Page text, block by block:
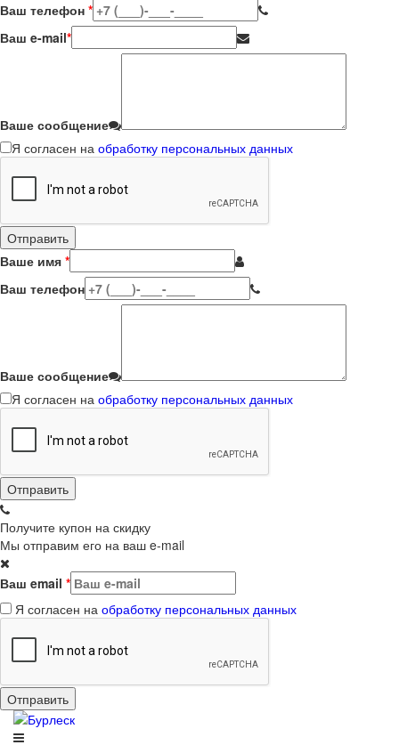
Ваш телефон *
Ваш e-mail*
Ваше сообщение
Я согласен на обработку персональных данных
Ваше имя *
Ваш телефон
Ваше сообщение
Я согласен на обработку персональных данных
Получите купон на скидку
Мы отправим его на ваш e-mail
Ваш email *
Я согласен на обработку персональных данных